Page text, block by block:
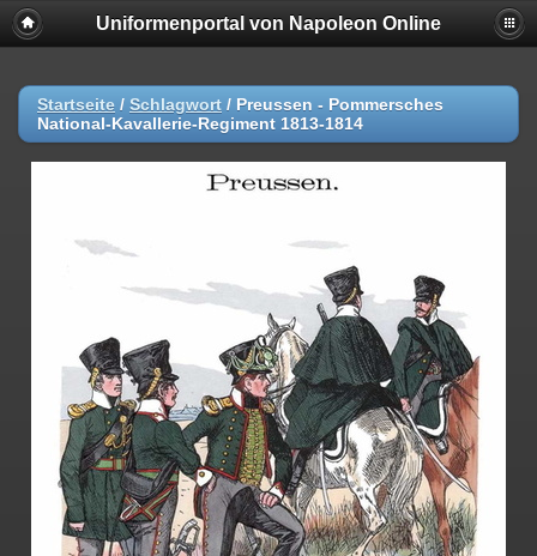
Uniformenportal von Napoleon Online
Startseite / Schlagwort / Preussen - Pommersches
National-Kavallerie-Regiment 1813-1814